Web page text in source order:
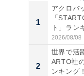
1
アクロバ
「
ト」ラン
2026/08/08
2
世界で活
ARTO社
ンキング